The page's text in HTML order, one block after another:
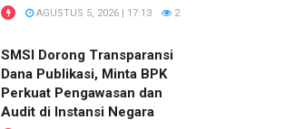
AGUSTUS 5, 2026 | 17:13 2
SMSI Dorong Transparansi
Dana Publikasi, Minta BPK
Perkuat Pengawasan dan
Audit di Instansi Negara